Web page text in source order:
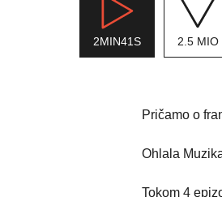
2MIN41S 2.5 MIO
Pričamo o
Ohlala
Tokom 4